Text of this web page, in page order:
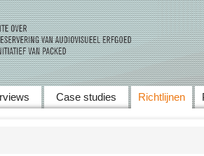
Skip
Case studies Richtlijnen